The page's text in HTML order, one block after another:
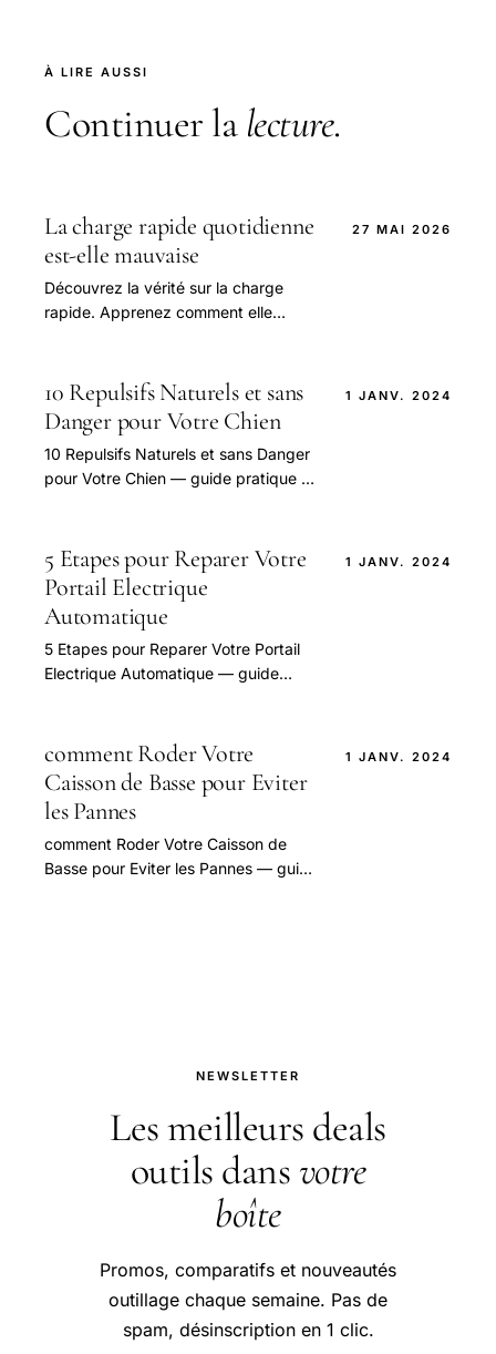
À LIRE AUSSI
Continuer la lecture.
La charge rapide quotidienne
est-elle mauvaise
Découvrez la vérité sur la charge
rapide. Apprenez comment elle
une utilisation.
27 MAI 2026
10 Repulsifs Naturels et sans
Danger pour Votre Chien
10 Repulsifs Naturels et sans Danger
pour Votre Chien — guide pratique et
1 JANV. 2024
5 Etapes pour Reparer Votre
Portail Electrique
Automatique
5 Etapes pour Reparer Votre Portail
Electrique Automatique — guide
1 JANV. 2024
comment Roder Votre
Caisson de Basse pour Eviter
les Pannes
comment Roder Votre Caisson de
Basse pour Eviter les Pannes — guide
1 JANV. 2024
NEWSLETTER
Les meilleurs deals
outils dansvotre
boîte
Promos, comparatifs et nouveautés
outillage chaque semaine. Pas de
spam, désinscription en 1 clic.